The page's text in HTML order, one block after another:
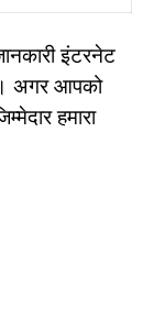
इंटरनेट
अगर आपको
हमारा